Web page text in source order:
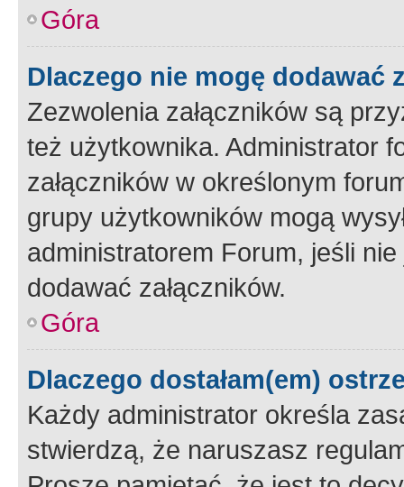
Góra
Dlaczego nie mogę dodawać
Zezwolenia załączników są
też użytkownika. Administrator
załączników w określonym
grupy użytkowników mogą
administratorem Forum, jeśli
dodawać załączników.
Góra
Dlaczego dostałam(em)
Każdy administrator określa
stwierdzą, że naruszasz